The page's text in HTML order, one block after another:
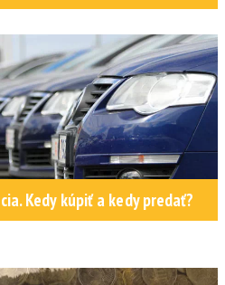
Kedy kúpiť a kedy predať?